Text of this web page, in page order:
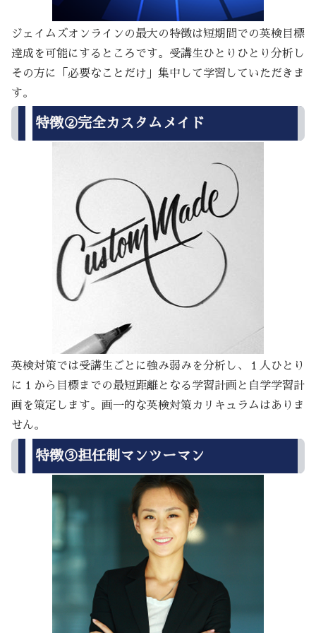
ジェイムズオンラインの最大の特徴は短期間での英検目標
達成を可能にするところです。受講生ひとりひとり分析し
その方に「必要なことだけ」集中して学習していただきま
す。
特徴②完全カスタムメイド
英検対策では受講生ごとに強み弱みを分析し、１人ひとり
に１から目標までの最短距離となる学習計画と自学学習計
画を策定します。画一的な英検対策カリキュラムはありま
せん。
特徴③担任制マンツーマン